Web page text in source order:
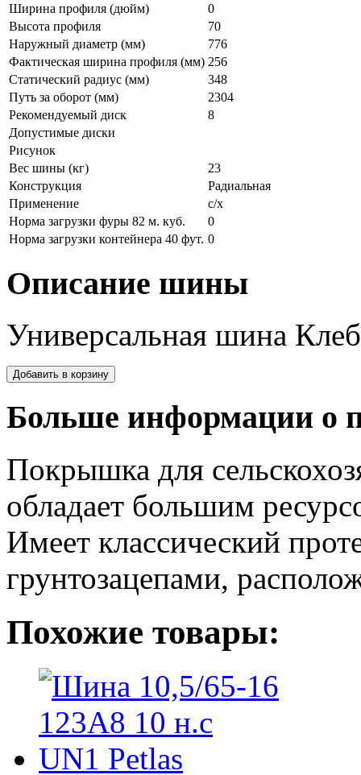
Ширина профиля (дюйм)
0
Высота профиля
70
Наружный диаметр (мм)
776
Фактическая ширина профиля (мм) 256
Статический радиус (мм)
348
Путь за оборот (мм)
2304
Рекомендуемый диск
8
Допустимые диски
Рисунок
Вес шины (кг)
23
Конструкция
Радиальная
Применение
с/х
Норма загрузки фуры 82 м. куб.
0
Норма загрузки контейнера 40 фут. 0
Описание шины
Универсальная шина
Больше информации о
Покрышка для
обладает большим
Имеет классический
грунтозацепами,
Похожие товары: